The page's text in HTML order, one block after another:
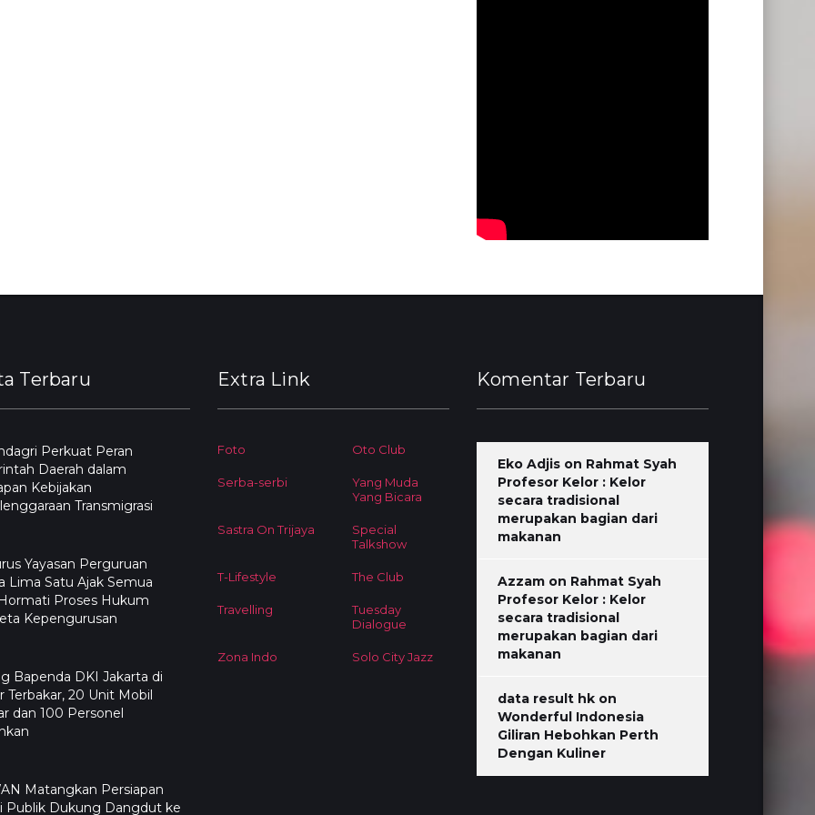
Terbaru
Perkuat Peran
Daerah dalam
Kebijakan
Transmigrasi
Yayasan Perguruan
Lima Satu Ajak Semua
Proses Hukum
Kepengurusan
Bapenda DKI Jakarta di
Terbakar, 20 Unit Mobil
dan 100 Personel
Matangkan Persiapan
Publik Dukung Dangdut ke
Extra Link
Foto Oto Club
Serba-serbi
Yang Muda
Yang Bicara
Sastra On Trijaya
Special
Talkshow
T-Lifestyle The Club
Travelling
Tuesday
Dialogue
Zona Indo Solo City Jazz
Komentar Terbaru
Eko Adjis on Rahmat Syah
Profesor Kelor : Kelor
secara tradisional
merupakan bagian dari
makanan
Azzam on Rahmat Syah
Profesor Kelor : Kelor
secara tradisional
merupakan bagian dari
makanan
data result hk on
Wonderful Indonesia
Giliran Hebohkan Perth
Dengan Kuliner